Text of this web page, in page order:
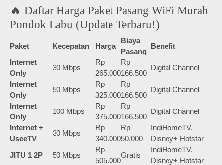
🔥 Daftar Harga Paket Pasang WiFi Murah
Pondok Labu (Update Terbaru!)
Paket Kecepatan Harga
Biaya
Pasang
Benefit
Internet
Only
30 Mbps
Rp
265.000
Rp
166.500
Digital Channel
Internet
Only
50 Mbps
Rp
325.000
Rp
166.500
Digital Channel
Internet
Only
100 Mbps
Rp
375.000
Rp
166.500
Digital Channel
Internet +
UseeTV
30 Mbps
Rp
340.000
Rp
50.000
IndiHomeTV,
Disney+ Hotstar
JITU 1 2P
50 Mbps
Rp
505.000
Gratis
IndiHomeTV,
Disney+ Hotstar